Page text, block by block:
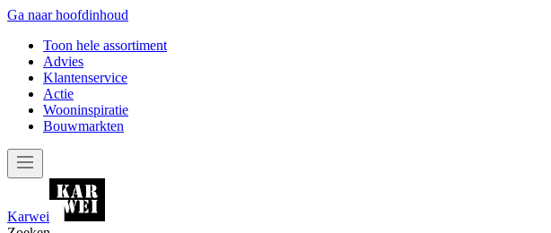
Ga naar hoofdinhoud
Toon hele assortiment
Advies
Klantenservice
Actie
Wooninspiratie
Bouwmarkten
Karwei